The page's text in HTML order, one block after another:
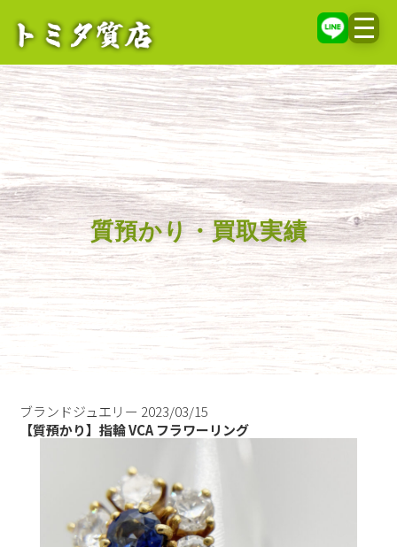
メニ
質預かり・買取実績
ブランドジュエリー 2023/03/15
【質預かり】指輪 VCA フラワーリング